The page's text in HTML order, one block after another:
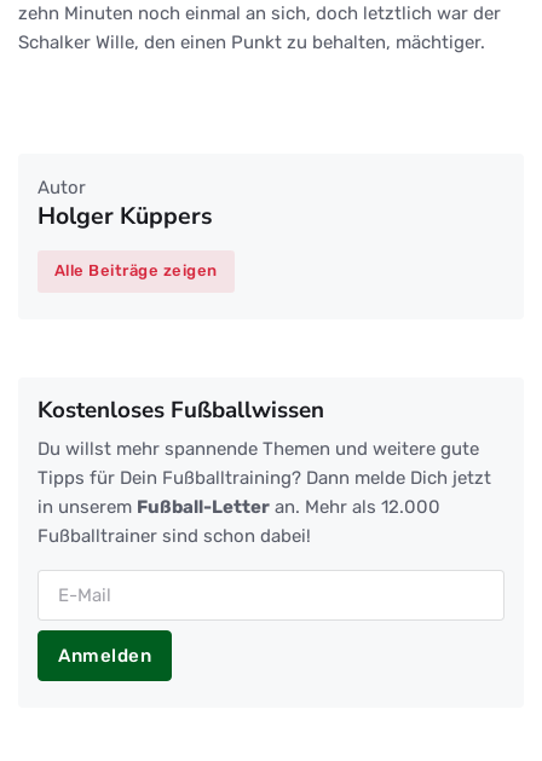
zehn Minuten noch einmal an sich, doch letztlich war der
Schalker Wille, den einen Punkt zu behalten, mächtiger.
Autor
Holger Küppers
Alle Beiträge zeigen
Kostenloses Fußballwissen
Du willst mehr spannende Themen und weitere gute
Tipps für Dein Fußballtraining? Dann melde Dich jetzt
in unserem Fußball-Letter an. Mehr als 12.000
Fußballtrainer sind schon dabei!
Anmelden